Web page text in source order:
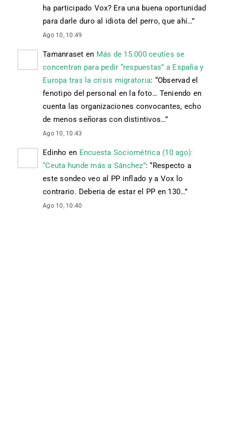
ha participado Vox? Era una buena oportunidad
para darle duro al idiota del perro, que ahí…”
Ago 10, 10:49
Tamanraset en Más de 15.000 ceutíes se
concentran para pedir “respuestas” a España y
Europa tras la crisis migratoria: “Observad el
fenotipo del personal en la foto… Teniendo en
cuenta las organizaciones convocantes, echo
de menos señoras con distintivos…”
Ago 10, 10:43
Edinho en Encuesta Sociométrica (10 ago):
“Ceuta hunde más a Sánchez”: “Respecto a
este sondeo veo al PP inflado y a Vox lo
contrario. Deberia de estar el PP en 130…”
Ago 10, 10:40